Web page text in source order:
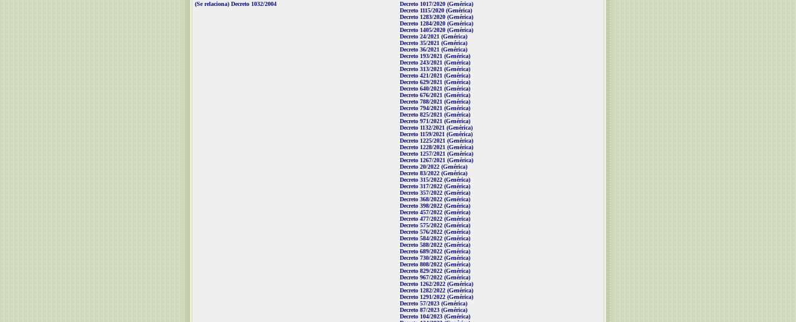
(Se relaciona) Decreto 1032/2004
Decreto 1017/2020 (Genérica)
Decreto 1115/2020 (Genérica)
Decreto 1283/2020 (Genérica)
Decreto 1284/2020 (Genérica)
Decreto 1405/2020 (Genérica)
Decreto 24/2021 (Genérica)
Decreto 35/2021 (Genérica)
Decreto 36/2021 (Genérica)
Decreto 193/2021 (Genérica)
Decreto 243/2021 (Genérica)
Decreto 313/2021 (Genérica)
Decreto 421/2021 (Genérica)
Decreto 629/2021 (Genérica)
Decreto 640/2021 (Genérica)
Decreto 676/2021 (Genérica)
Decreto 788/2021 (Genérica)
Decreto 794/2021 (Genérica)
Decreto 825/2021 (Genérica)
Decreto 971/2021 (Genérica)
Decreto 1132/2021 (Genérica)
Decreto 1159/2021 (Genérica)
Decreto 1225/2021 (Genérica)
Decreto 1228/2021 (Genérica)
Decreto 1257/2021 (Genérica)
Decreto 1267/2021 (Genérica)
Decreto 20/2022 (Genérica)
Decreto 83/2022 (Genérica)
Decreto 315/2022 (Genérica)
Decreto 317/2022 (Genérica)
Decreto 357/2022 (Genérica)
Decreto 368/2022 (Genérica)
Decreto 398/2022 (Genérica)
Decreto 457/2022 (Genérica)
Decreto 477/2022 (Genérica)
Decreto 575/2022 (Genérica)
Decreto 576/2022 (Genérica)
Decreto 584/2022 (Genérica)
Decreto 588/2022 (Genérica)
Decreto 689/2022 (Genérica)
Decreto 730/2022 (Genérica)
Decreto 808/2022 (Genérica)
Decreto 829/2022 (Genérica)
Decreto 967/2022 (Genérica)
Decreto 1262/2022 (Genérica)
Decreto 1282/2022 (Genérica)
Decreto 1291/2022 (Genérica)
Decreto 57/2023 (Genérica)
Decreto 87/2023 (Genérica)
Decreto 104/2023 (Genérica)